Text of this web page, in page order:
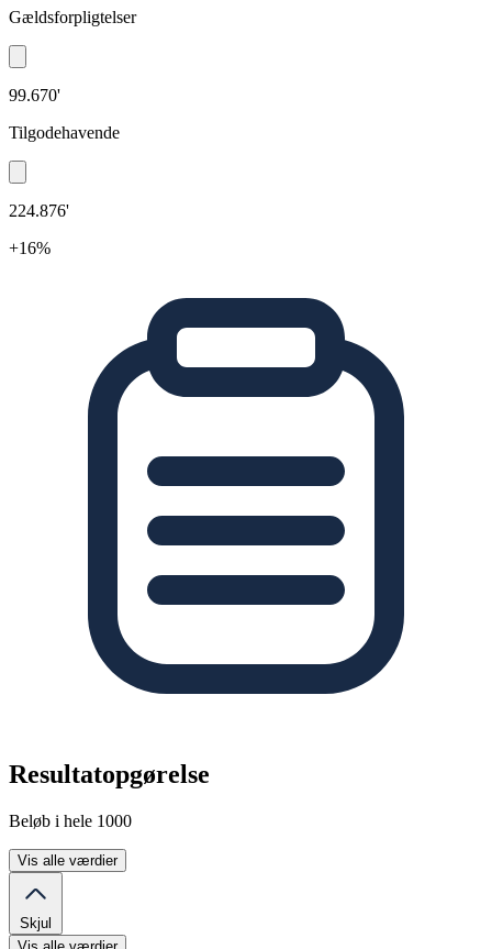
Gældsforpligtelser
99.670'
Tilgodehavende
224.876'
+16%
Resultatopgørelse
Beløb i hele 1000
Vis alle værdier
Skjul